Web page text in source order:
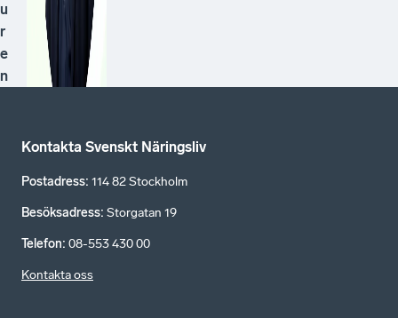
u
r
e
n
Kontakta Svenskt Näringsliv
Postadress: 114 82 Stockholm
Besöksadress: Storgatan 19
Telefon: 08-553 430 00
Kontakta oss